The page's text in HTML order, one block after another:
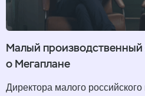
Малый производственный
о Мегаплане
Директора малого